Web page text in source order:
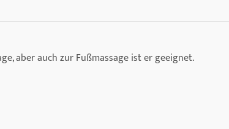
aber auch zur Fußmassage ist er geeignet.